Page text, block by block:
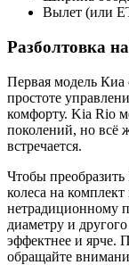
Вылет (или
Разболтовка
Первая модель Киа
простоте
комфорту. Kia Rio
поколений, но всё
встречается.
Чтобы
колеса на
нетрадиционному
диаметру и
эффектнее и ярче.
обращайте